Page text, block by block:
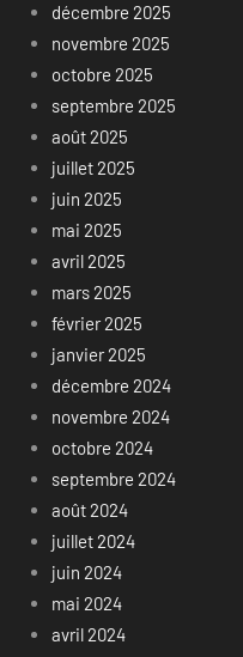
décembre 2025
novembre 2025
octobre 2025
septembre 2025
août 2025
juillet 2025
juin 2025
mai 2025
avril 2025
mars 2025
février 2025
janvier 2025
décembre 2024
novembre 2024
octobre 2024
septembre 2024
août 2024
juillet 2024
juin 2024
mai 2024
avril 2024